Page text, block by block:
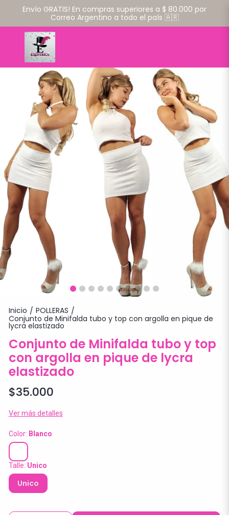
Envío GRATIS! En compras superiores a $ 80.000 por
Correo Argentino a todo el país 🇦🇷
Inicio / POLLERAS /
Conjunto de Minifalda tubo y top con argolla en pique de
lycra elastizado
Conjunto de Minifalda tubo y top
con argolla en pique de lycra
elastizado
$35.000
Ver más detalles
Color: Blanco
Talle: Unico
Unico